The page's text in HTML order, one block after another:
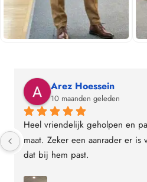
Arez Hoessein
10 maanden geleden
Heel vriendelijk geholpen en
maat. Zeker een aanrader er is
dat bij hem past.